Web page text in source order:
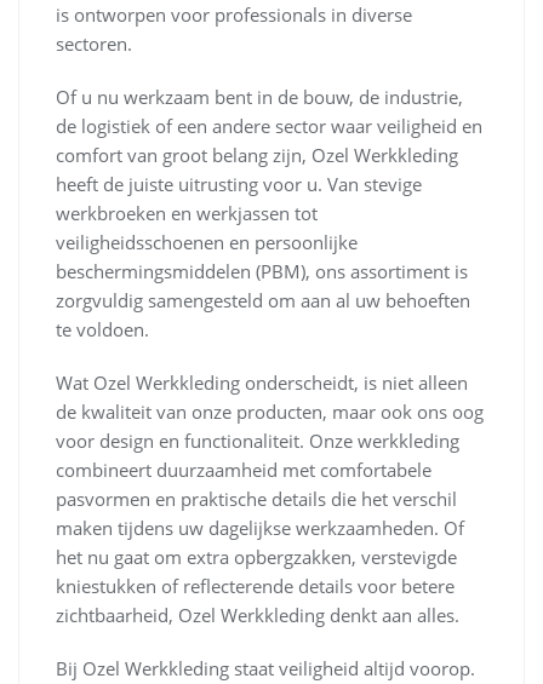
is ontworpen voor professionals in diverse
sectoren.
Of u nu werkzaam bent in de bouw, de industrie,
de logistiek of een andere sector waar veiligheid en
comfort van groot belang zijn, Ozel Werkkleding
heeft de juiste uitrusting voor u. Van stevige
werkbroeken en werkjassen tot
veiligheidsschoenen en persoonlijke
beschermingsmiddelen (PBM), ons assortiment is
zorgvuldig samengesteld om aan al uw behoeften
te voldoen.
Wat Ozel Werkkleding onderscheidt, is niet alleen
de kwaliteit van onze producten, maar ook ons oog
voor design en functionaliteit. Onze werkkleding
combineert duurzaamheid met comfortabele
pasvormen en praktische details die het verschil
maken tijdens uw dagelijkse werkzaamheden. Of
het nu gaat om extra opbergzakken, verstevigde
kniestukken of reflecterende details voor betere
zichtbaarheid, Ozel Werkkleding denkt aan alles.
Bij Ozel Werkkleding staat veiligheid altijd voorop.